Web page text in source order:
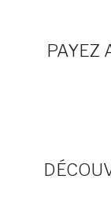
PAYEZ